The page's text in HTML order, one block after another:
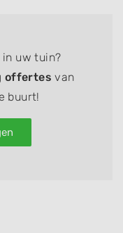
in uw tuin?
offertes van
buurt!